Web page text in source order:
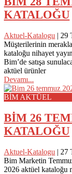
KATALOĞU
Aktuel-Katalogu | 29
Müşterilerinin
kataloğu nihayet
Bim’de satışa
aktüel ürünler
Devamı...
BİM AKTÜEL
BİM 26
KATALOĞU
Aktuel-Katalogu | 27
Bim Marketin
2026 aktüel kataloğu